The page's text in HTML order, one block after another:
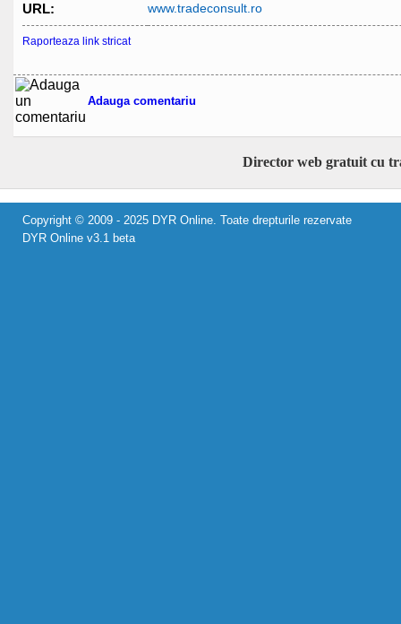
URL: www.tradeconsult.ro
Raporteaza link stricat
Adauga comentariu
Director web gratuit cu
Copyright © 2009 - 2025 DYR Online. Toate drepturile rezervate
DYR Online v3.1 beta